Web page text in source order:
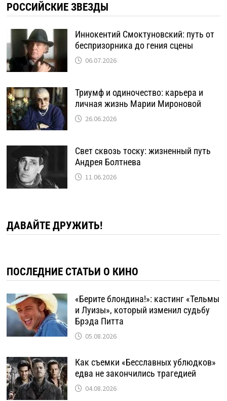
РОССИЙСКИЕ ЗВЕЗДЫ
Иннокентий Смоктуновский: путь от
беспризорника до гения сцены
06.07.2026
Триумф и одиночество: карьера и
личная жизнь Марии Мироновой
26.06.2026
Свет сквозь тоску: жизненный путь
Андрея Болтнева
11.06.2026
ДАВАЙТЕ ДРУЖИТЬ!
ПОСЛЕДНИЕ СТАТЬИ О КИНО
«Берите блондина!»: кастинг «Тельмы
и Луизы», который изменил судьбу
Брэда Питта
05.08.2026
Как съемки «Бесславных ублюдков»
едва не закончились трагедией
04.08.2026